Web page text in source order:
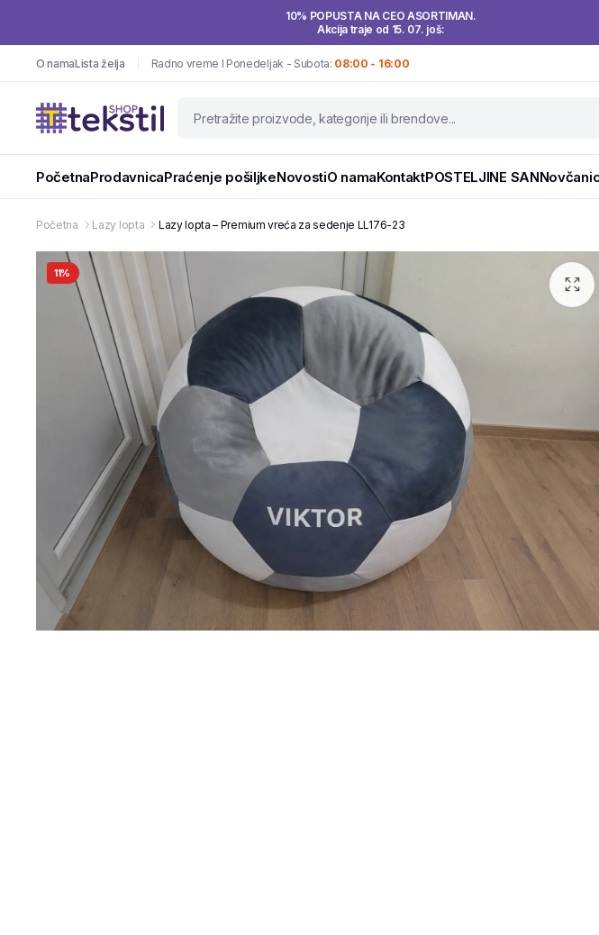
10% POPUSTA NA CEO ASORTIMAN.
Akcija traje od 15. 07. još:
O namaLista želja Radno vreme I Ponedeljak - Subota: 08:00 - 16:00
PočetnaProdavnicaPraćenje pošiljkeNovostiO namaKontaktPOSTELJINE SAN
Početna Lazy lopta Lazy lopta – Premium vreća za sedenje LL176-23
11%